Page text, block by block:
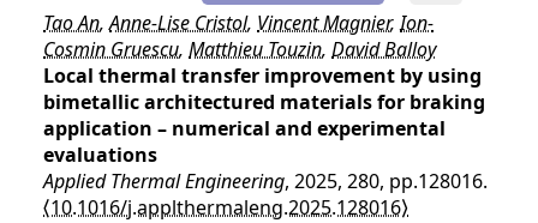
Tao An,Anne-Lise Cristol, Vincent Magnier,Ion-
Cosmin Gruescu, Matthieu Touzin, David Balloy
Local thermal transfer improvement by using
bimetallic architectured materials for braking
application – numerical and experimental
evaluations
Applied Thermal Engineering, 2025, 280, pp.128016.
⟨10.1016/j.applthermaleng.2025.128016⟩